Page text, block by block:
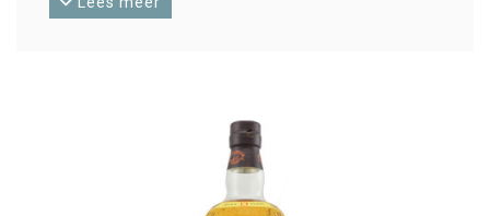
distillery bottling. Er kwamen natuurlijk wel